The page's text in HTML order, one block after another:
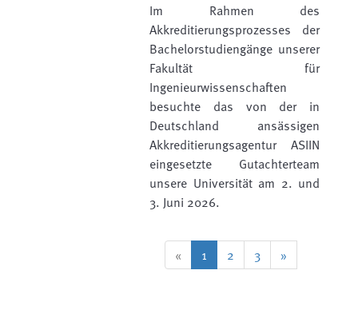
Im Rahmen des
Akkreditierungsprozesses der
Bachelorstudiengänge unserer
Fakultät für
Ingenieurwissenschaften
besuchte das von der in
Deutschland ansässigen
Akkreditierungsagentur ASIIN
eingesetzte Gutachterteam
unsere Universität am 2. und
3. Juni 2026.
« 1 2 3 »